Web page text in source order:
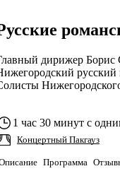
дирижер Борис
1 час 30 минут с
Концертный Пакгауз
Программа